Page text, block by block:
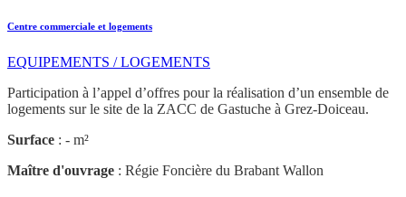
Centre commerciale et logements
EQUIPEMENTS / LOGEMENTS
Participation à l’appel d’offres pour la réalisation d’un ensemble de
logements sur le site de la ZACC de Gastuche à Grez-Doiceau.
Surface : - m²
Maître d'ouvrage : Régie Foncière du Brabant Wallon